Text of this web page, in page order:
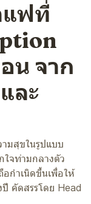
แฟที่
น จาก
ละ
มสุขในรูปแบบ
ใจท่ามกลางตัว
กำเนิดขึ้นเพื่อให้
คัดสรรโดย Head